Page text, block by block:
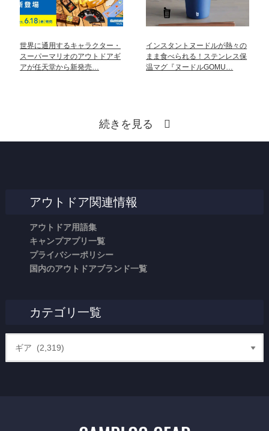
世界に通用するキャラクター・
スーパーマリオのアウトドアギ
アが任天堂から新発売…
インスタントヌードルが熱々の
まま食べられる！ステンレス保
温マグ『ヌードルGOMU…
続きを見る
アウトドア関連情報
アウトドア用語集
キャンプアプリ一覧
プライバシーポリシー
国内のアウトドアブランド一覧
カテゴリ一覧